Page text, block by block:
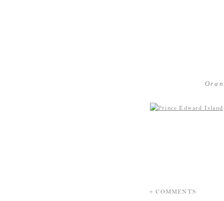
+ COMMENTS